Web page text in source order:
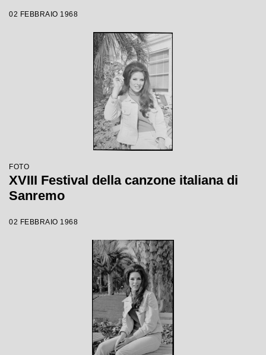
02 FEBBRAIO 1968
FOTO
XVIII Festival della canzone italiana di
Sanremo
02 FEBBRAIO 1968